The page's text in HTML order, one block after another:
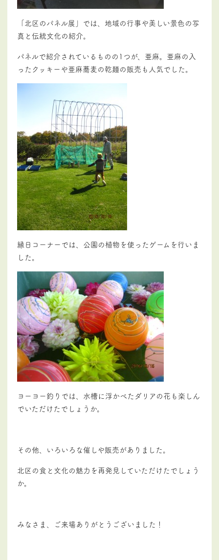
「北区のパネル展」では、地域の行事や美しい景色の写
真と伝統文化の紹介。
パネルで紹介されているものの1つが、亜麻。亜麻の入
ったクッキーや亜麻蕎麦の乾麺の販売も人気でした。
縁日コーナーでは、公園の植物を使ったゲームを行いま
した。
ヨーヨー釣りでは、水槽に浮かべたダリアの花も楽しん
でいただけたでしょうか。
その他、いろいろな催しや販売がありました。
北区の食と文化の魅力を再発見していただけたでしょう
か。
みなさま、ご来場ありがとうございました！